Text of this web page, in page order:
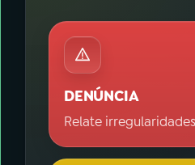
DENÚNCIA
Relate